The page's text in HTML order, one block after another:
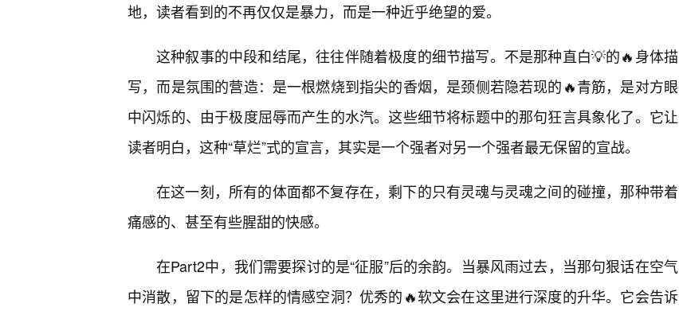
地，读者看到的不再仅仅是暴力，而是一种近乎绝望的爱。
这种叙事的中段和结尾，往往伴随着极度的细节描写。不是那种直白💡的🔥身体描
写，而是氛围的营造：是一根燃烧到指尖的香烟，是颈侧若隐若现的🔥青筋，是对方眼
中闪烁的、由于极度屈辱而产生的水汽。这些细节将标题中的那句狂言具象化了。它让
读者明白，这种“草烂”式的宣言，其实是一个强者对另一个强者最无保留的宣战。
在这一刻，所有的体面都不复存在，剩下的只有灵魂与灵魂之间的碰撞，那种带着
痛感的、甚至有些腥甜的快感。
在Part2中，我们需要探讨的是“征服”后的余韵。当暴风雨过去，当那句狠话在空气
中消散，留下的是怎样的情感空洞？优秀的🔥软文会在这里进行深度的升华。它会告诉